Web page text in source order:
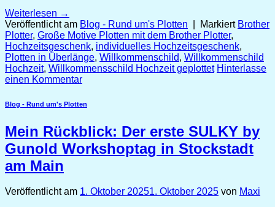
Weiterlesen →
Veröffentlicht am Blog - Rund um's Plotten Markiert Brother
Plotter, Große Motive Plotten mit dem Brother Plotter,
Hochzeitsgeschenk, individuelles Hochzeitsgeschenk,
Plotten in Überlänge, Willkommenschild, Willkommenschild
Hochzeit, Willkommensschild Hochzeit geplottet Hinterlasse
einen Kommentar
Blog - Rund um's Plotten
Mein Rückblick: Der erste SULKY by
Gunold Workshoptag in Stockstadt
am Main
Veröffentlicht am 1. Oktober 20251. Oktober 2025 von Maxi